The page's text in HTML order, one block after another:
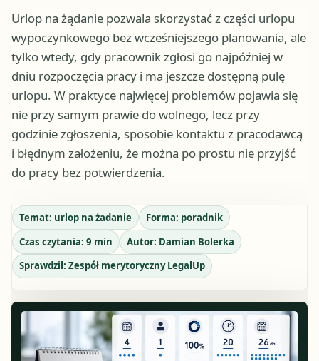
Urlop na żądanie pozwala skorzystać z części urlopu
wypoczynkowego bez wcześniejszego planowania, ale
tylko wtedy, gdy pracownik zgłosi go najpóźniej w
dniu rozpoczęcia pracy i ma jeszcze dostępną pulę
urlopu. W praktyce najwięcej problemów pojawia się
nie przy samym prawie do wolnego, lecz przy
godzinie zgłoszenia, sposobie kontaktu z pracodawcą
i błędnym założeniu, że można po prostu nie przyjść
do pracy bez potwierdzenia.
Temat: urlop na żadanie Forma: poradnik
Czas czytania: 9 min Autor: Damian Bolerka
Sprawdził: Zespół merytoryczny LegalUp